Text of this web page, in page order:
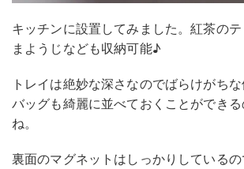
キッチンに設置してみました。紅茶の
まようじなども収納可能♪
トレイは絶妙な深さなのでばらけがち
バッグも綺麗に並べておくことができ
ね。
裏面のマグネットはしっかりしている